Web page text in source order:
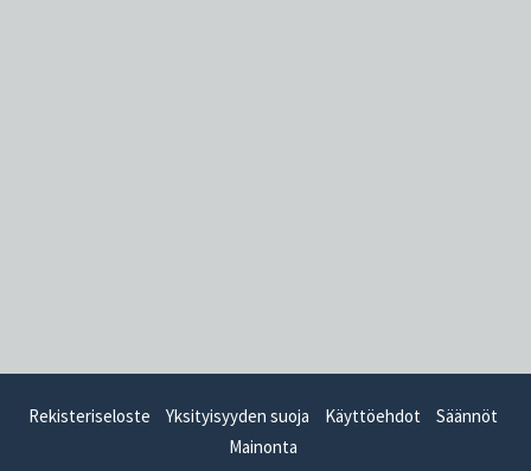
Rekisteriseloste Yksityisyyden suoja Käyttöehdot
Säännöt
Mainonta